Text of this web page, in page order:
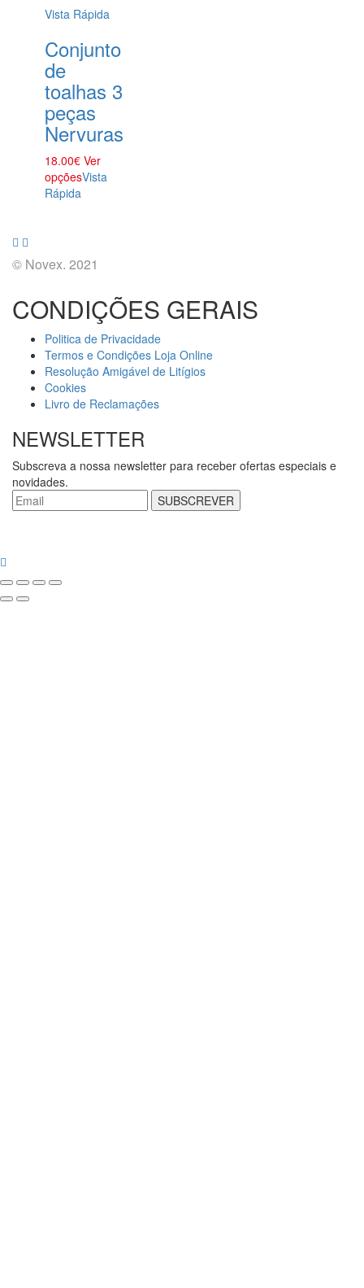
Vista Rápida
Conjunto
de
toalhas 3
peças
Nervuras
18.00€ Ver
opçõesVista
Rápida
© Novex. 2021
CONDIÇÕES GERAIS
Politica de Privacidade
Termos e Condições Loja Online
Resolução Amigável de Litígios
Cookies
Livro de Reclamações
NEWSLETTER
Subscreva a nossa newsletter para receber ofertas especiais e
novidades.
SUBSCREVER